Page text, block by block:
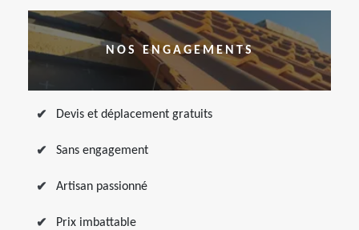
NOS ENGAGEMENTS
Devis et déplacement gratuits
Sans engagement
Artisan passionné
Prix imbattable